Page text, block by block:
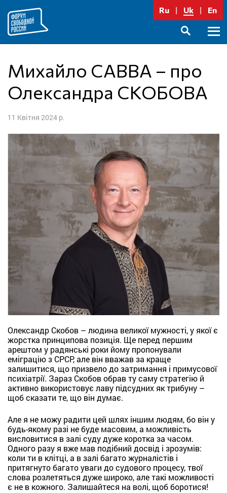
до
вмісту
Ru Uk En
Михайло САВВА – про
Олександра СКОБОВА
11 Квітня 2024 р.
Олександр Скобов – людина великої мужності, у якої є
жорстка принципова позиція. Ще перед першим
арештом у радянські роки йому пропонували
еміграцію з СРСР, але він вважав за краще
залишитися, що призвело до затримання і примусової
психіатрії. Зараз Скобов обрав ту саму стратегію й
активно використовує лаву підсудних як трибуну –
щоб сказати те, що він думає.
Але я не можу радити цей шлях іншим людям, бо він у
будь-якому разі не буде масовим, а можливість
висловитися в залі суду дуже коротка за часом.
Одного разу я вже мав подібний досвід і зрозумів:
коли ти в клітці, а в залі багато журналістів і
притягнуто багато уваги до судового процесу, твої
слова розлетяться дуже широко, але такі можливості
є не в кожного. Залишайтеся на волі, щоб боротися!